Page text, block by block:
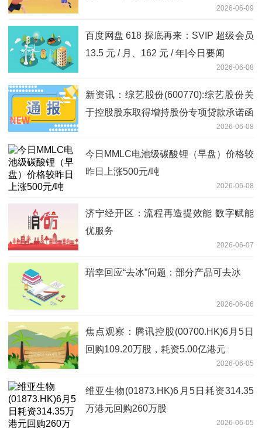
2026-06-09
百度网盘 618 探底再来：SVIP 超级会员
13.5 元 / 月、162 元 / 年|今日要闻
2026-06-08
新资讯：综艺股份(600770):综艺股份关
于控股股东取得增持股份专项贷款承诺函
2026-06-08
今日MMLC电池级碳酸锂（早盘）价格较
昨日上涨500元/吨
2026-06-08
济宁经开区：流程再造提效能 数字赋能
优服务
2026-06-07
瑞幸回应“去冰”问题：部分产品可去冰
2026-06-06
焦点观察：腾讯控股(00700.HK)6月5日
回购109.20万股，耗资5.00亿港元
2026-06-05
维亚生物(01873.HK)6月5日耗资314.35
万港元回购260万股
2026-06-05